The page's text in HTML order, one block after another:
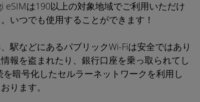
eSIMは190以上の対象地域でご利用いただけ
いつでも使用することができます！
駅などにあるパブリックWi-Fiは安全ではあり
報を盗まれたり、銀行口座を乗っ取られてし
暗号化したセルラーネットワークを利用し
ります。